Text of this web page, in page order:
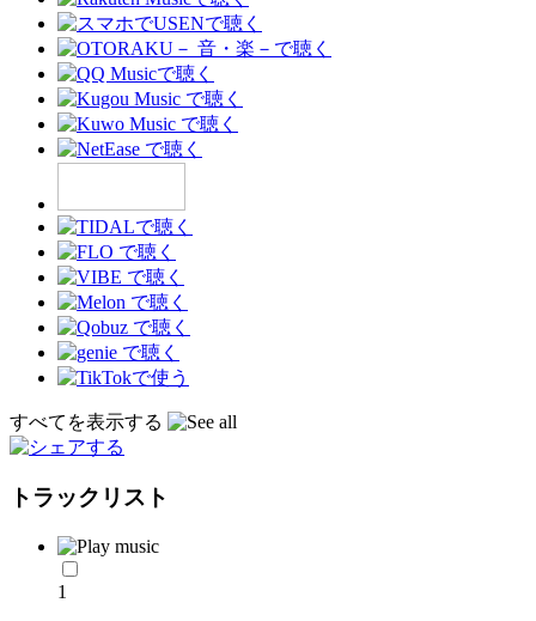
すべてを表示する
トラックリスト
1